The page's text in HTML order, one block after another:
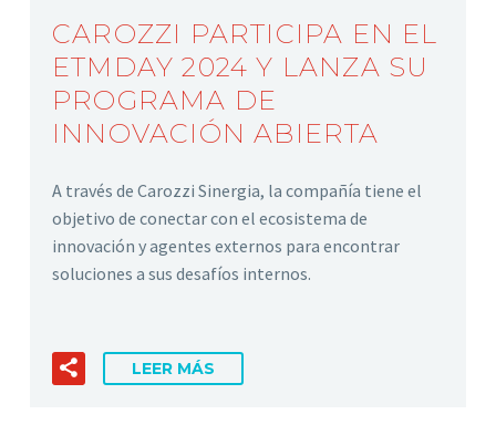
CAROZZI PARTICIPA EN EL
ETMDAY 2024 Y LANZA SU
PROGRAMA DE
INNOVACIÓN ABIERTA
A través de Carozzi Sinergia, la compañía tiene el
objetivo de conectar con el ecosistema de
innovación y agentes externos para encontrar
soluciones a sus desafíos internos.
LEER MÁS